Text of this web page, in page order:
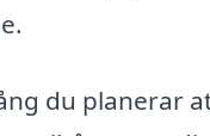
du planerar